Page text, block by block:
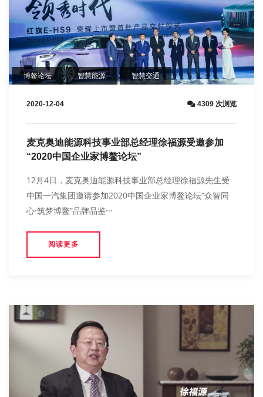
博鳌论坛 智慧能源 智慧交通
2020-12-04 4309 次浏览
麦克奥迪能源科技事业部总经理徐福源受邀参加
“2020中国企业家博鳌论坛”
12月4日，麦克奥迪能源科技事业部总经理徐福源先生受
中国一汽集团邀请参加2020中国企业家博鳌论坛“众智同
心·筑梦博鳌”品牌品鉴···
阅读更多